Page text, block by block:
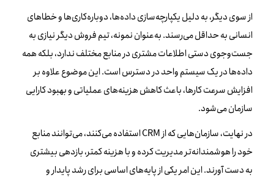
از سوی دیگر، به دلیل یکپارچه‌سازی داده‌ها، دوباره‌کاری‌ها و خطاهای
انسانی به حداقل می‌رسند. به‌عنوان نمونه، تیم فروش دیگر نیازی به
جست‌وجوی دستی اطلاعات مشتری در منابع مختلف ندارد، بلکه همه
داده‌ها در یک سیستم واحد در دسترس است. این موضوع علاوه بر
افزایش سرعت کارها، باعث کاهش هزینه‌های عملیاتی و بهبود کارایی
سازمان می‌شود.
در نهایت، سازمان‌هایی که از CRM استفاده می‌کنند، می‌توانند منابع
خود را هوشمندانه‌تر مدیریت کرده و با هزینه کمتر، بازدهی بیشتری
به دست آورند. این امر یکی از پایه‌های اساسی برای رشد پایدار و